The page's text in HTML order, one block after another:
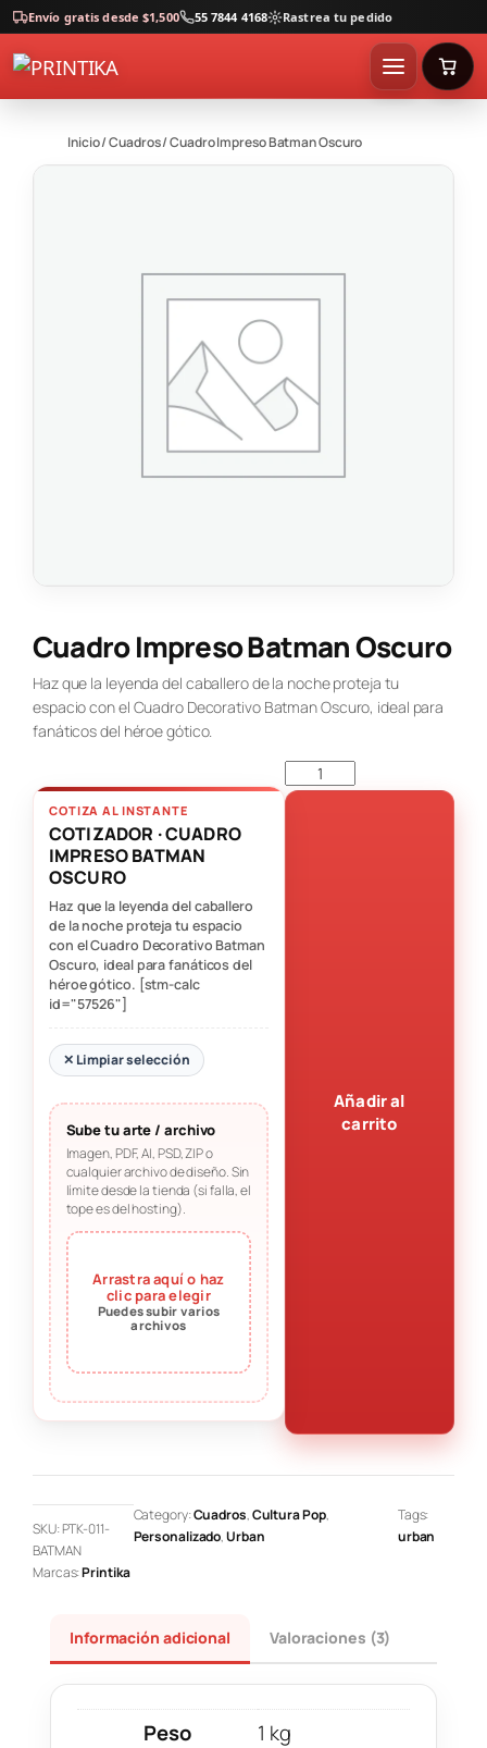
Envío gratis desde $1,500 55 7844 4168 Rastrea tu pedido
Inicio/Cuadros/ Cuadro Impreso Batman Oscuro
Cuadro Impreso Batman Oscuro
Haz que la leyenda del caballero de la noche proteja tu
espacio con el Cuadro Decorativo Batman Oscuro, ideal para
fanáticos del héroe gótico.
COTIZA AL INSTANTE
COTIZADOR · CUADRO
IMPRESO BATMAN
OSCURO
Haz que la leyenda del caballero
de la noche proteja tu espacio
con el Cuadro Decorativo Batman
Oscuro, ideal para fanáticos del
héroe gótico. [stm-calc
id="57526"]
✕ Limpiar selección
Sube tu arte / archivo
Imagen, PDF, AI, PSD, ZIP o
cualquier archivo de diseño. Sin
límite desde la tienda (si falla, el
tope es del hosting).
Arrastra aquí o haz
clic para elegir
Puedes subir varios
archivos
Añadir al
carrito
SKU:PTK-011-
BATMAN
Category:Cuadros, Cultura Pop
Personalizado, Urban
Tags:
urban
Marcas:Printika
Información adicional Valoraciones (3)
Peso
1 kg